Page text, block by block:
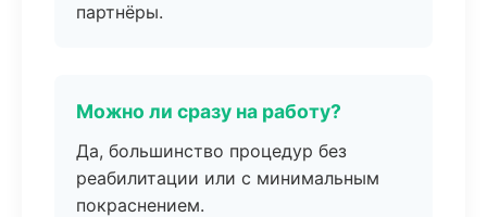
партнёры.
Можно ли сразу на работу?
Да, большинство процедур без
реабилитации или с минимальным
покраснением.